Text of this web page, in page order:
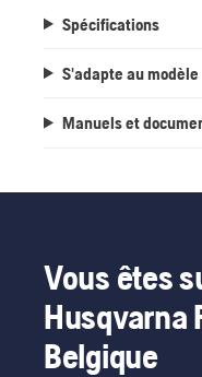
Spécifications
S'adapte au modèle
Manuels et
Vous êtes
Husqvarna
Belgique